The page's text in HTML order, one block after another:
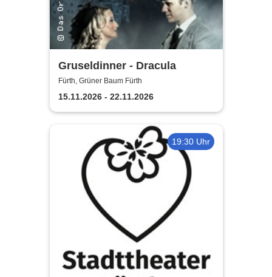
Gruseldinner - Dracula
Fürth, Grüner Baum Fürth
15.11.2026 - 22.11.2026
19:30 Uhr